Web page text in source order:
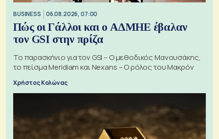
BUSINESS 06.08.2026, 07:00
Πώς οι Γάλλοι και ο ΑΔΜΗΕ έβαλαν
τον GSI στην πρίζα
Το παρασκήνιο για τον GSI – Ο μεθοδικός Μανουσάκης,
το πείσμα Meridiam και Nexans – Ο ρόλος του Μακρόν
Χρήστος Κολώνας